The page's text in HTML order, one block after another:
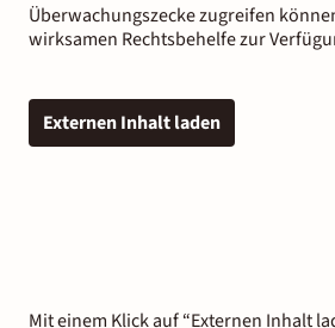
Überwachungszecke zugreifen
wirksamen Rechtsbehelfe zur
Externen Inhalt laden
Mit einem Klick auf “Externen Inhalt